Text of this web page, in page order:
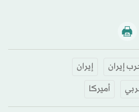
إيران
إيران
أميركا